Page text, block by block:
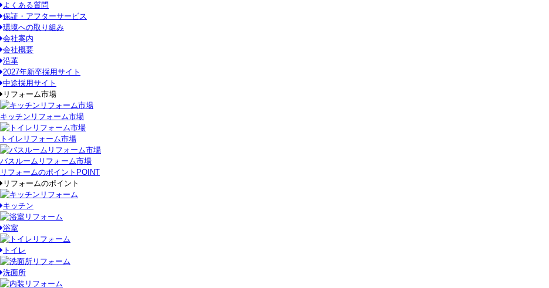
よくある質問
保証・アフターサービス
環境への取り組み
会社案内
会社概要
沿革
2027年新卒採用サイト
中途採用サイト
リフォーム市場
キッチンリフォーム市場
トイレリフォーム市場
バスルームリフォーム市場
リフォームのポイント POINT
リフォームのポイント
キッチン
浴室
トイレ
洗面所